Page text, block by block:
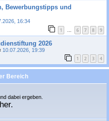
Bewerbungstipps und
16:34
1 … 6 7 8 9
2026
10.07.2026, 19:39
1 2 3 4
Bereich
dabei ergeben.